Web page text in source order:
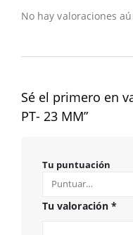
No hay valoraciones
Sé el primero en
PT- 23 MM”
Tu puntuación
Tu valoración *